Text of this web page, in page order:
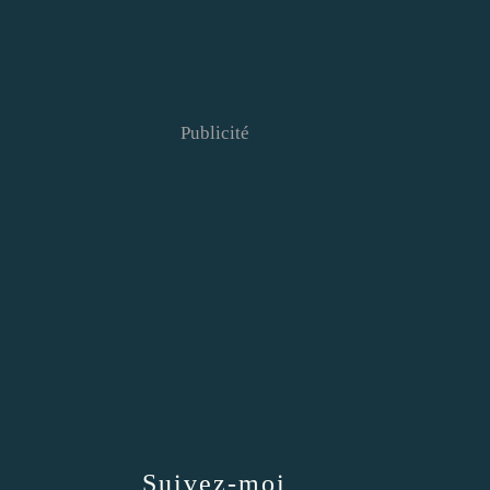
Suivez-moi
Publicité